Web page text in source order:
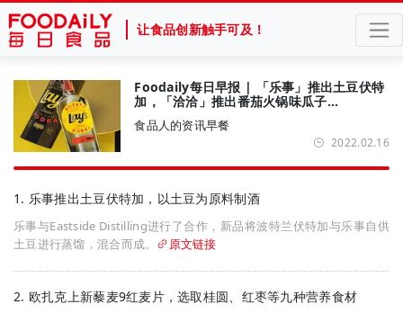
让食品创新触手可及！
Foodaily每日早报 | 「乐事」推出土豆伏特
加，「洽洽」推出番茄火锅味瓜子…
食品人的资讯早餐
2022.02.16
1. 乐事推出土豆伏特加，以土豆为原料制酒
乐事与Eastside Distilling进行了合作，新品将波特兰伏特加与乐事自供
土豆进行蒸馏，混合而成。
原文链接
2. 欧扎克上新藜麦9红麦片，选取桂圆、红枣等九种营养食材